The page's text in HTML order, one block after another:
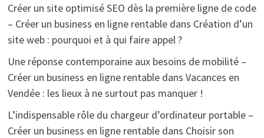
Créer un site optimisé SEO dès la première ligne de code
– Créer un business en ligne rentabledans Création d’un
site web : pourquoi et à qui faire appel ?
Une réponse contemporaine aux besoins de mobilité –
Créer un business en ligne rentabledans Vacances en
Vendée : les lieux à ne surtout pas manquer !
L’indispensable rôle du chargeur d’ordinateur portable –
Créer un business en ligne rentabledans Choisir son